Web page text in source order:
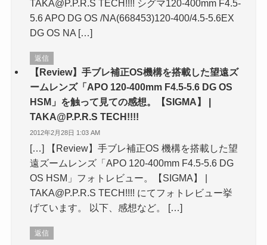
TAKA@P.P.R.S TECH!!!! シグマ120-400mm F4.5-
5.6 APO DG OS /NA(668453)120-400/4.5-5.6EX
DG OS NA […]
返信
【Review】手ブレ補正OS機構を搭載した望遠ズ
ームレンズ「APO 120-400mm F4.5-5.6 DG OS
HSM」を触って見ての感想。【SIGMA】 |
TAKA@P.P.R.S TECH!!!!
2012年2月28日 1:03 AM
[…] 【Review】手ブレ補正OS 機構を搭載した望
遠ズームレンズ「APO 120-400mm F4.5-5.6 DG
OS HSM」フォトレビュー。【SIGMA】 |
TAKA@P.P.R.S TECH!!!! にてフォトレビュー挙
げています。 以下、感想など。 […]
返信